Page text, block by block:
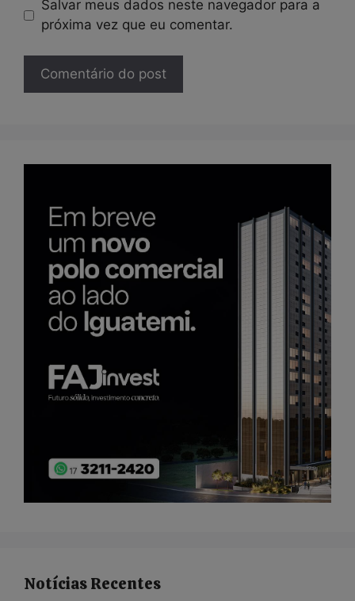
Salvar meus dados neste navegador para a
próxima vez que eu comentar.
Notícias Recentes